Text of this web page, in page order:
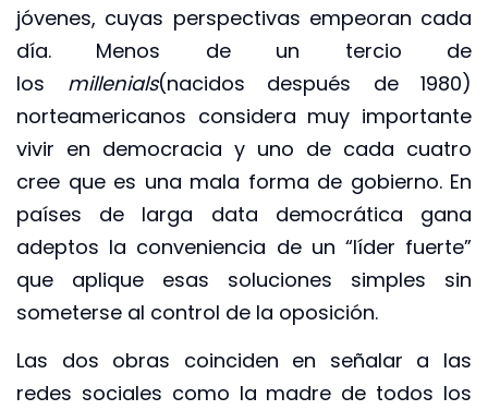
jóvenes, cuyas perspectivas empeoran cada
día. Menos de un tercio de
los millenials(nacidos después de 1980)
norteamericanos considera muy importante
vivir en democracia y uno de cada cuatro
cree que es una mala forma de gobierno. En
países de larga data democrática gana
adeptos la conveniencia de un “líder fuerte”
que aplique esas soluciones simples sin
someterse al control de la oposición.
Las dos obras coinciden en señalar a las
redes sociales como la madre de todos los